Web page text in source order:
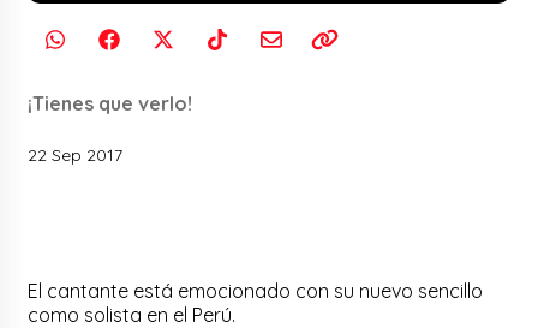
¡Tienes que verlo!
22 Sep 2017
El cantante está emocionado con su nuevo sencillo
como solista en el Perú.